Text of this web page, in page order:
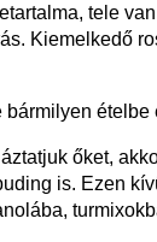
tele
Kiemelkedő
bármilyen
őket,
is. Ezen